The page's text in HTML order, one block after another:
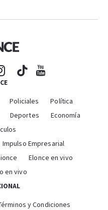
Policiales
Política
Deportes
Economía
Impulso Empresarial
Elonce en vivo
en vivo
y Condiciones